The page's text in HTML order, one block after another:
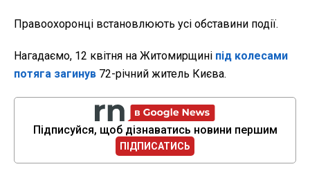
Правоохоронці встановлюють усі обставини події.
Нагадаємо, 12 квітня на Житомирщині під колесами
потяга загинув 72-річний житель Києва.
Підписуйся, щоб дізнаватись новини першим
ПІДПИСАТИСЬ